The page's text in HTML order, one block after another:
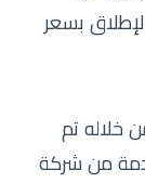
بسعر
خلاله تم
من شركة